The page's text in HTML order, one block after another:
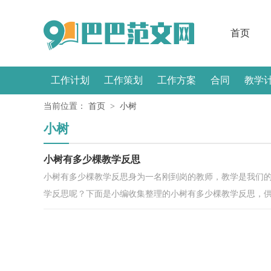
首页
工作计划 工作策划 工作方案 合同 教学
感言
当前位置： 首页 > 小树
小树
小树有多少棵教学反思
小树有多少棵教学反思身为一名刚到岗的教师，教学是我们
学反思呢？下面是小编收集整理的小树有多少棵教学反思，